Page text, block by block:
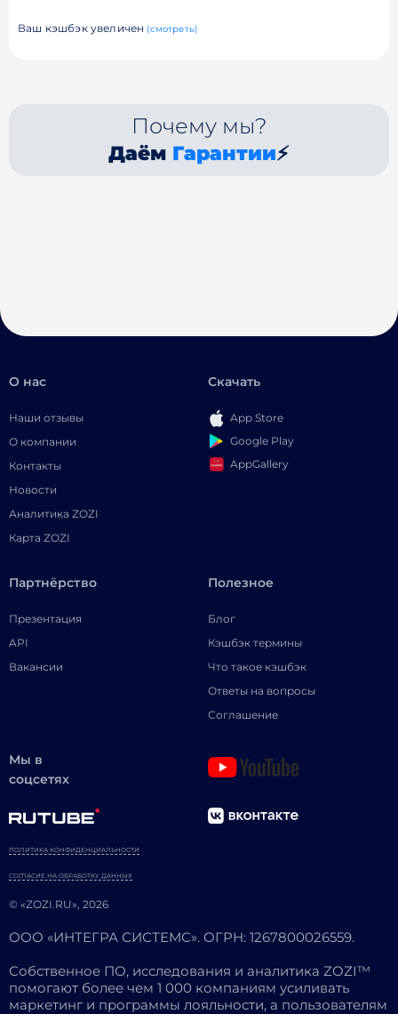
Ваш кэшбэк увеличен (смотреть)
Почему мы?
Даём Гарантии⚡
О нас
Наши отзывы
О компании
Контакты
Новости
Аналитика ZOZI
Карта ZOZI
Скачать
App Store
Google Play
AppGallery
Партнёрство
Презентация
API
Вакансии
Полезное
Блог
Кэшбэк термины
Что такое кэшбэк
Ответы на вопросы
Соглашение
Мы в
соцсетях
© «ZOZI.RU», 2026
ПОЛИТИКА КОНФИДЕНЦИАЛЬНОСТИ
СОГЛАСИЕ НА ОБРАБОТКУ ДАННЫХ
ООО «ИНТЕГРА СИСТЕМС». ОГРН: 1267800026559.
Собственное ПО, исследования и аналитика ZOZI™
помогают более чем 1 000 компаниям усиливать
маркетинг и программы лояльности, а пользователям